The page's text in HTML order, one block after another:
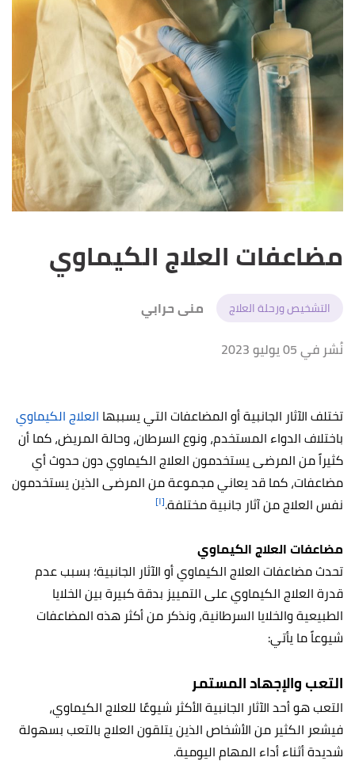
مضاعفات العلاج الكيماوي
التشخيص ورحلة العلاج
منى حرابي
نُشر في 05 يوليو 2023
تختلف الآثار الجانبية أو المضاعفات التي يسببها العلاج الكيماوي
باختلاف الدواء المستخدم، ونوع السرطان، وحالة المريض، كما أن
كثيراً من المرضى يستخدمون العلاج الكيماوي دون حدوث أي
مضاعفات، كما قد يعاني مجموعة من المرضى الذين يستخدمون
نفس العلاج من آثار جانبية مختلفة.[١]
مضاعفات العلاج الكيماوي
تحدث مضاعفات العلاج الكيماوي أو الآثار الجانبية؛ بسبب عدم
قدرة العلاج الكيماوي على التمييز بدقة كبيرة بين الخلايا
الطبيعية والخلايا السرطانية، ونذكر من أكثر هذه المضاعفات
شيوعاً ما يأتي:
التعب والإجهاد المستمر
التعب هو أحد الآثار الجانبية الأكثر شيوعًا للعلاج الكيماوي،
فيشعر الكثير من الأشخاص الذين يتلقون العلاج بالتعب بسهولة
شديدة أثناء أداء المهام اليومية.